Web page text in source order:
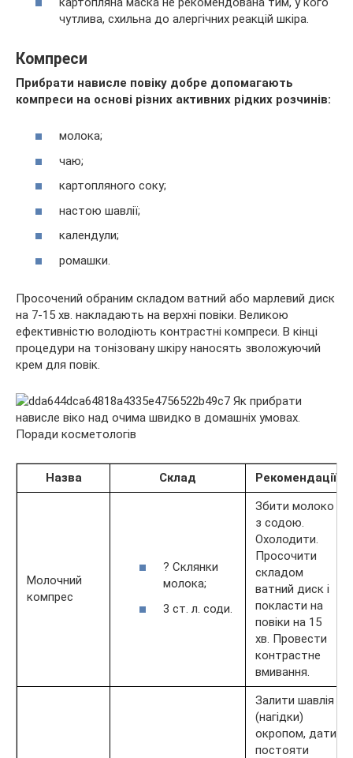
чутлива, схильна до алергічних реакцій шкіра.
Компреси
Прибрати нависле повіку добре допомагають
компреси на основі різних активних рідких розчинів:
молока;
чаю;
картопляного соку;
настою шавлії;
календули;
ромашки.
Просочений обраним складом ватний або марлевий диск
на 7-15 хв. накладають на верхні повіки. Великою
ефективністю володіють контрастні компреси. В кінці
процедури на тонізовану шкіру наносять зволожуючий
крем для повік.
Назва Склад Рекомендації
Молочний
компрес
? Склянки
молока;
3 ст. л. соди.
Збити молоко
з содою.
Охолодити.
Просочити
складом
ватний диск і
покласти на
повіки на 15
хв. Провести
контрастне
вмивання.
Залити шавлія
(нагідки)
окропом, дати
постояти